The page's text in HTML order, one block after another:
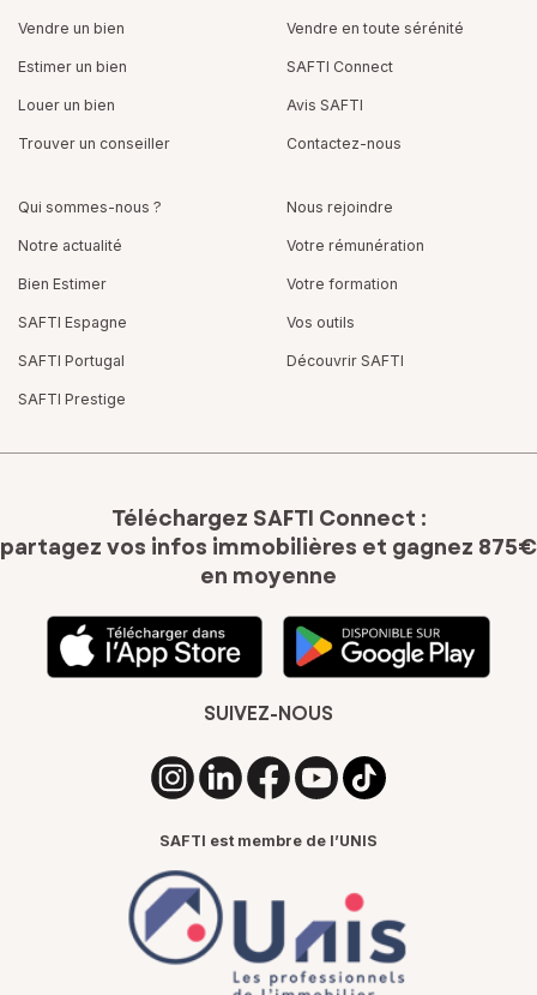
Vendre un bien
Estimer un bien
Louer un bien
Trouver un conseiller
Vendre en toute sérénité
SAFTI Connect
Avis SAFTI
Contactez-nous
Qui sommes-nous ?
Notre actualité
Bien Estimer
SAFTI Espagne
SAFTI Portugal
SAFTI Prestige
Nous rejoindre
Votre rémunération
Votre formation
Vos outils
Découvrir SAFTI
Téléchargez SAFTI Connect :
partagez vos infos immobilières et gagnez 875€
en moyenne
SUIVEZ-NOUS
SAFTI est membre de l’UNIS